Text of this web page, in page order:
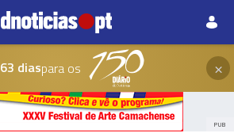
63 diaspara os ×
PUB